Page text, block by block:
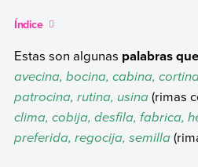
Índice
Estas son algunas palabras
avecina, bocina, cabina,
patrocina, rutina, usina(rimas
clima, cobija, desfila, fabrica,
preferida, regocija, semilla